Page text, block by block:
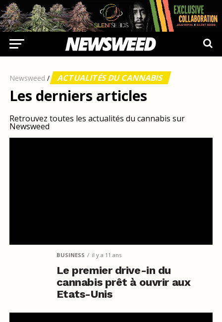
Newsweed / ACTUALITÉS DU CANNABIS
Les derniers articles
Retrouvez toutes les actualités du cannabis sur
Newsweed
BUSINESS il y a 11 ans
Le premier drive-in du
cannabis prêt à ouvrir aux
Etats-Unis